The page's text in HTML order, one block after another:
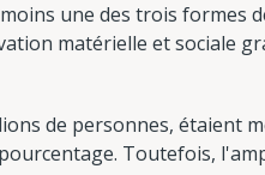
une des trois formes
matérielle et sociale
de personnes, étaient
Toutefois,